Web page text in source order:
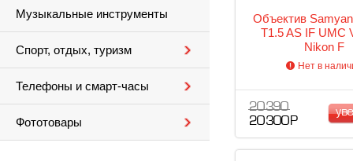
Музыкальные инструменты
Спорт, отдых, туризм
Телефоны и смарт-часы
Фототовары
Объектив
T1.5 AS IF UMC
Nikon F
Нет в
20 390
20 300 Р